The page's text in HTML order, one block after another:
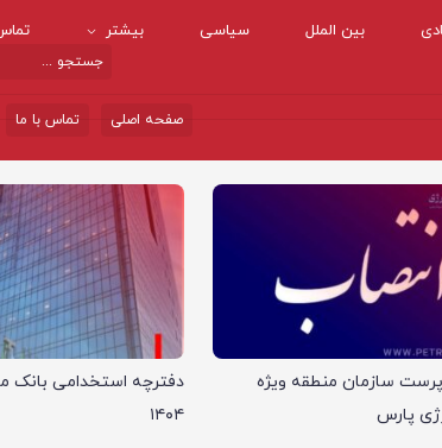
بین الملل سیاسی بیشتر
تماس با ما
صفحه اصلی
سازمان منطقه ویژه
پارس
دفترچه استخدامی بانک
۱۴۰۴